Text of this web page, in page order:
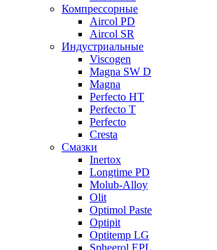
Компрессорные
Aircol PD
Aircol SR
Индустриальные
Viscogen
Magna SW D
Magna
Perfecto HT
Perfecto T
Perfecto
Cresta
Смазки
Inertox
Longtime PD
Molub-Alloy
Olit
Optimol Paste
Optipit
Optitemp LG
Spheerol EPL